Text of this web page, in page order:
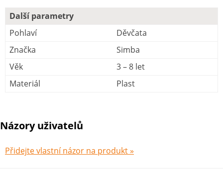
Další parametry
Pohlaví
Děvčata
Značka
Simba
Věk
3 – 8 let
Materiál
Plast
Názory uživatelů
Přidejte vlastní názor na produkt »